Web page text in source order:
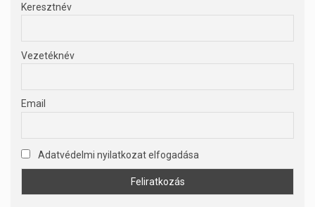
Keresztnév
Vezetéknév
Email
Adatvédelmi nyilatkozat elfogadása